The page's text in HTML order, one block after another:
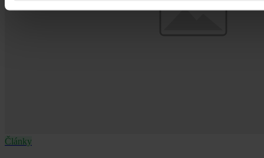
Články